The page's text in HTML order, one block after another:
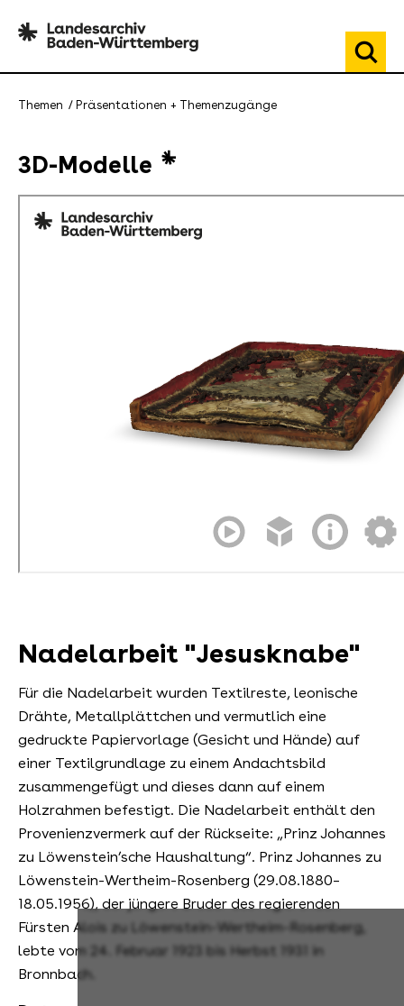
Themen Präsentationen + Themenzugänge
3D-Modelle
Nadelarbeit "Jesusknabe"
Für die Nadelarbeit wurden Textilreste, leonische
Drähte, Metallplättchen und vermutlich eine
gedruckte Papiervorlage (Gesicht und Hände) auf
einer Textilgrundlage zu einem Andachtsbild
zusammengefügt und dieses dann auf einem
Holzrahmen befestigt. Die Nadelarbeit enthält den
Provenienzvermerk auf der Rückseite: „Prinz Johannes
zu Löwenstein’sche Haushaltung“. Prinz Johannes zu
Löwenstein-Wertheim-Rosenberg (29.08.1880–
18.05.1956), der jüngere Bruder des regierenden
Fürsten Alois zu Löwenstein-Wertheim-Rosenberg,
lebte vom 24. Februar 1923 bis Herbst 1931 in
Bronnbach.